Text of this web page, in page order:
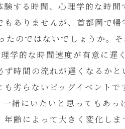
する時間、心理学的な時間
ありませんが、首都圏で
たのではないでしょうか。
学的な時間速度が有意に遅
時間の流れが遅くなるか
劣らないビッグイベント
緒にいたいと思ってもあっ
齢によって大きく変化し